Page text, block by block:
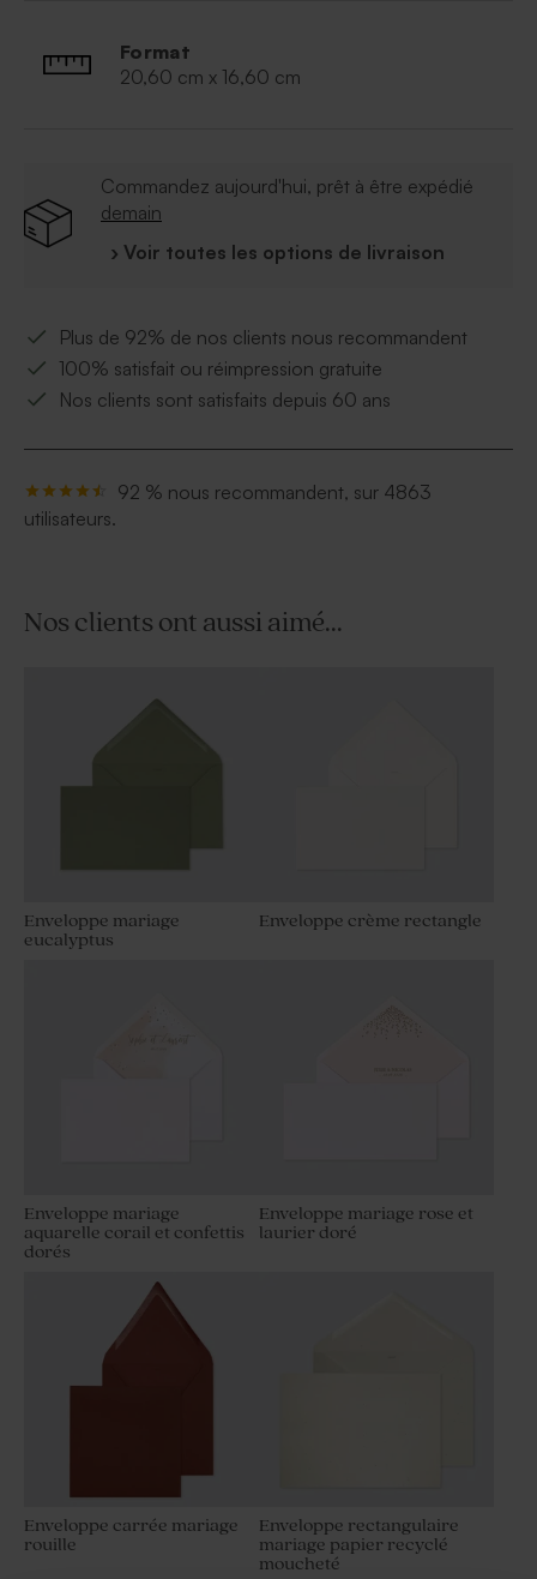
Format
20,60 cm x 16,60 cm
Commandez aujourd'hui, prêt à être expédié
demain
› Voir toutes les options de livraison
Plus de 92% de nos clients nous recommandent
100% satisfait ou réimpression gratuite
Nos clients sont satisfaits depuis 60 ans
92 % nous recommandent, sur 4863
utilisateurs.
Nos clients ont aussi aimé...
Enveloppe mariage
eucalyptus
Enveloppe crème rectangle
Enveloppe mariage
aquarelle corail et confettis
dorés
Enveloppe mariage rose et
laurier doré
Enveloppe carrée mariage
rouille
Enveloppe rectangulaire
mariage papier recyclé
moucheté